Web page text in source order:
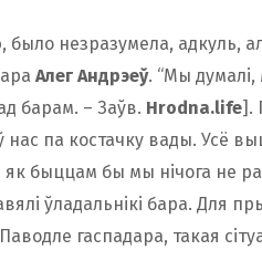
было незразумела, адкуль,
Алег Андрэеў. “Мы думалі,
барам. – Заўв. Hrodna.life].
па костачку вады. Усё
як быццам бы мы нічога не
ўладальнікі бара. Для
гаспадара, такая